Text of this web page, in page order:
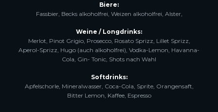
Biere:
Fassbier, Becks alkoholfrei, Weizen alkoholfrei, Alster,
Weine / Longdrinks:
Merlot, Pinot Grigio, Prosecco, Rosato Sprizz, Lillet Sprizz,
Aperol-Sprizz, Hugo (auch alkoholfrei), Vodka-Lemon, Havanna-
Cola, Gin- Tonic, Shots nach Wahl
Softdrinks:
Apfelschorle, Mineralwasser, Coca-Cola, Sprite, Orangensaft,
Bitter Lemon, Kaffee, Espresso